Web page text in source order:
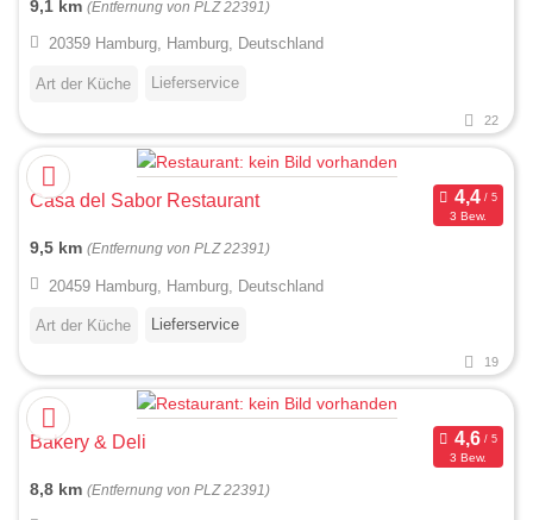
9,1 km (Entfernung von PLZ 22391)
20359 Hamburg, Hamburg, Deutschland
Art der Küche Lieferservice
22
Casa del Sabor Restaurant
3 Bew.
9,5 km (Entfernung von PLZ 22391)
20459 Hamburg, Hamburg, Deutschland
Art der Küche Lieferservice
19
Bakery & Deli
3 Bew.
8,8 km (Entfernung von PLZ 22391)